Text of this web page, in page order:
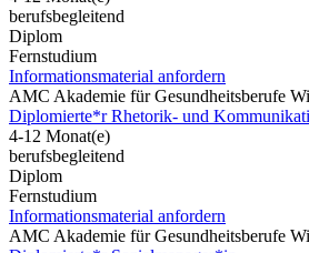
berufsbegleitend
Diplom
Fernstudium
Informationsmaterial anfordern
AMC Akademie für Gesundheitsberufe
Diplomierte*r Rhetorik- und
4-12 Monat(e)
berufsbegleitend
Diplom
Fernstudium
Informationsmaterial anfordern
AMC Akademie für Gesundheitsberufe